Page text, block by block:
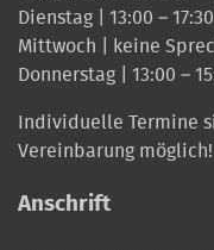
Dienstag | 13:00 –
Mittwoch | keine
Donnerstag | 13:00 –
Individuelle Termine
Vereinbarung möglich!
Anschrift